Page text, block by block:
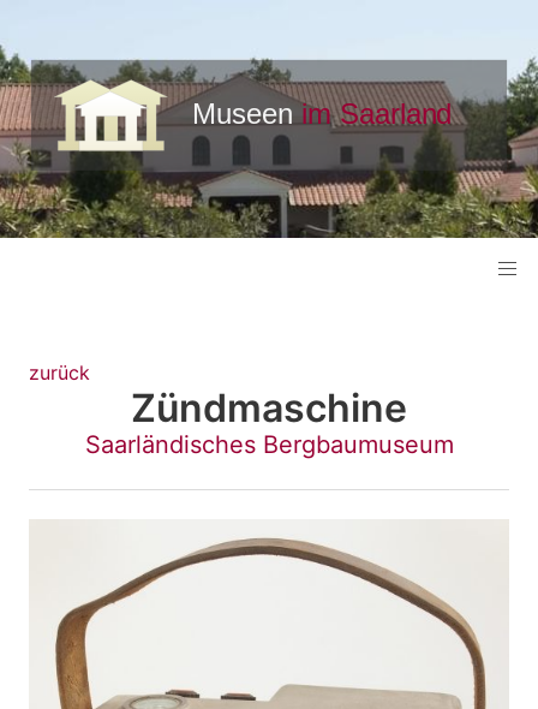
zurück
Zündmaschine
Saarländisches Bergbaumuseum